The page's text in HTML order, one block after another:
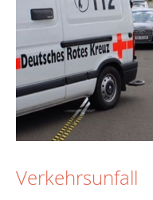
Verkehrsunfall